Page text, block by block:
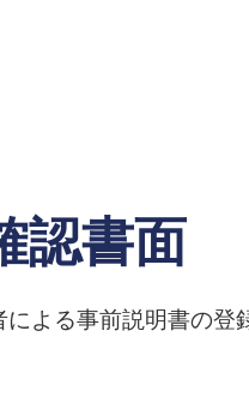
認書面
よる事前説明書の登